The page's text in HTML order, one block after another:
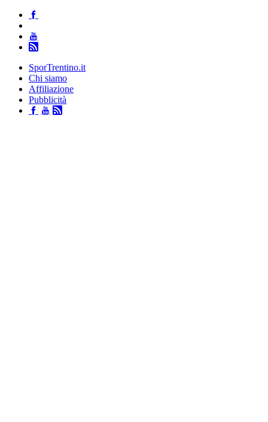
SporTrentino.it
Chi siamo
Affiliazione
Pubblicità